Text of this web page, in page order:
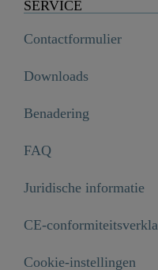
GENUA
SERVICE
Contactformulier
Downloads
Benadering
FAQ
Juridische informatie
CE-
Cookie-instellingen